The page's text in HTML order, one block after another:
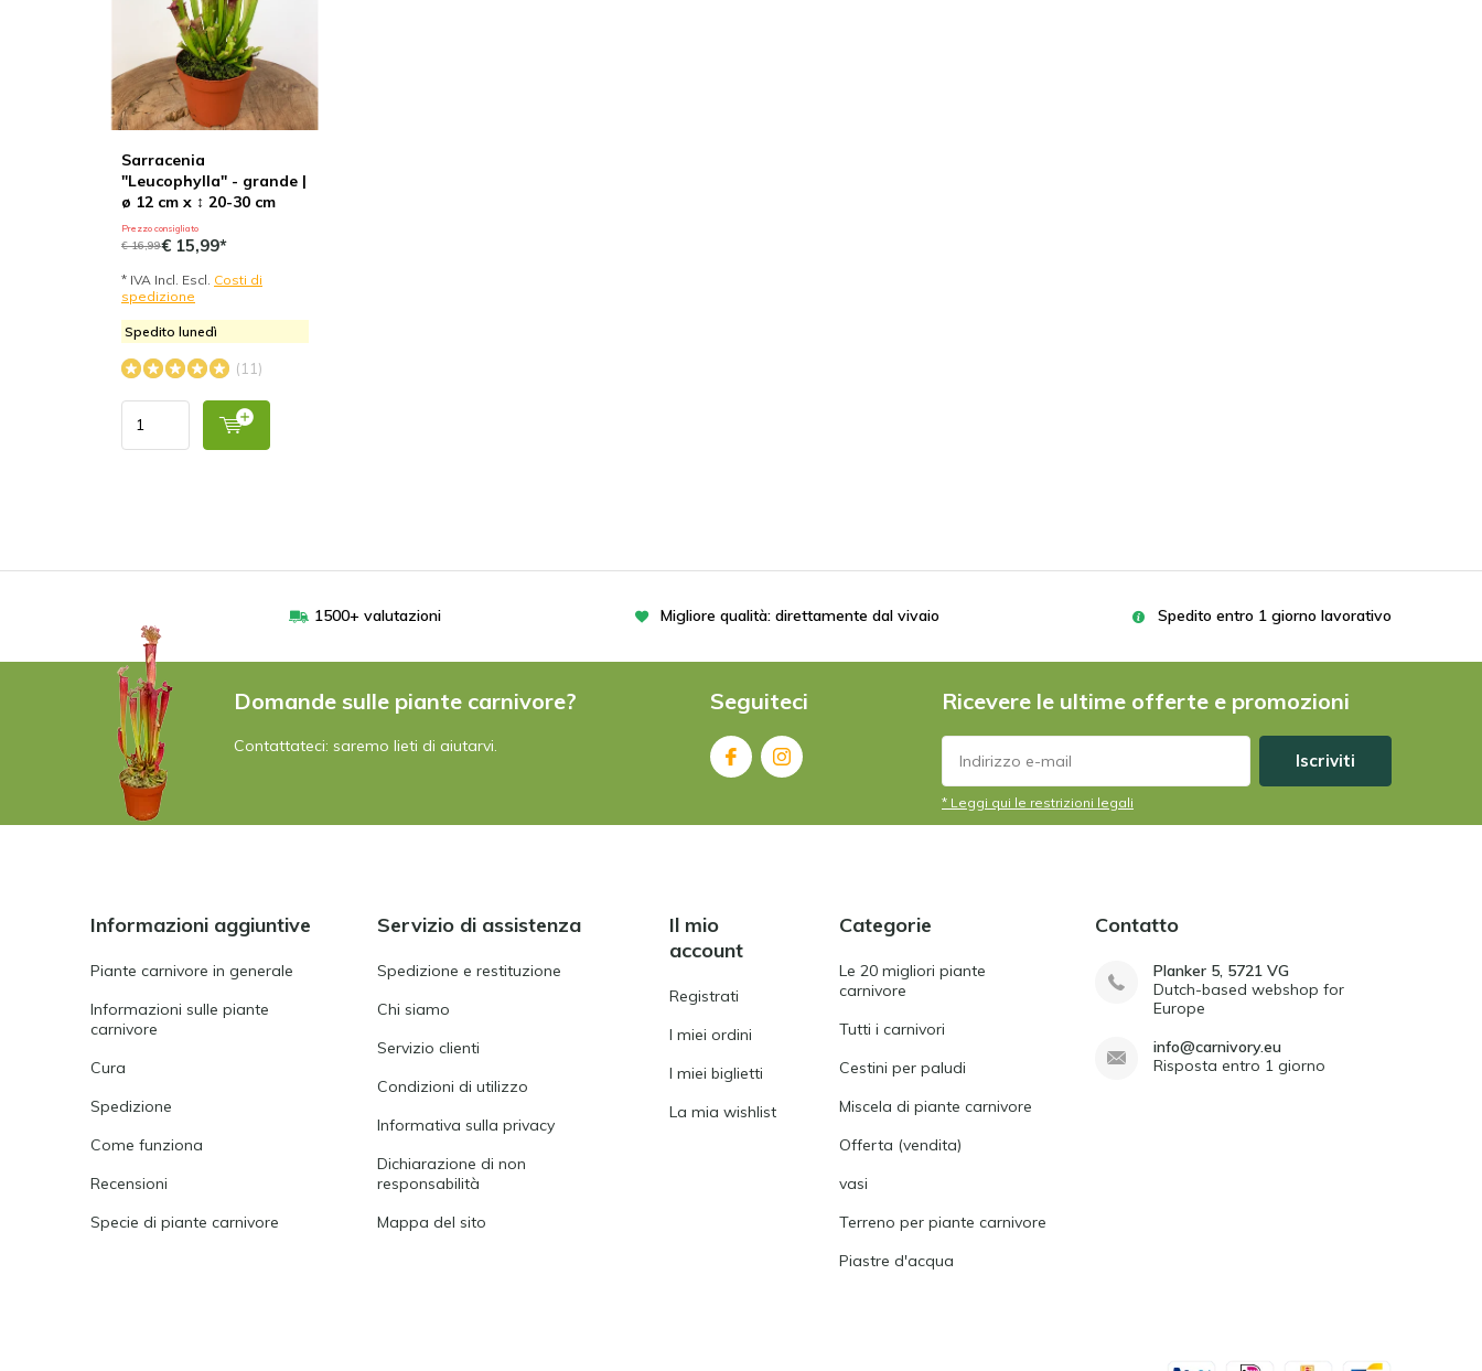
Sarracenia
"Leucophylla" - grande |
ø 12 cm x ↕ 20-30 cm
Prezzo consigliato
€ 16,99€ 15,99*
* IVA Incl. Escl. Costi di
spedizione
Spedito lunedì
(11)
1500+ valutazioni Migliore qualità: direttamente dal vivaio Spedito entro 1 giorno lavorativo
Domande sulle piante carnivore?
Contattateci: saremo lieti di aiutarvi.
Seguiteci Ricevere le ultime offerte e promozioni
Iscriviti
* Leggi qui le restrizioni legali
Informazioni aggiuntive
Piante carnivore in generale
Informazioni sulle piante
carnivore
Cura
Spedizione
Come funziona
Recensioni
Specie di piante carnivore
Servizio di assistenza
Spedizione e restituzione
Chi siamo
Servizio clienti
Condizioni di utilizzo
Informativa sulla privacy
Dichiarazione di non
responsabilità
Mappa del sito
Il mio
account
Registrati
I miei ordini
I miei biglietti
La mia wishlist
Categorie
Le 20 migliori piante
carnivore
Tutti i carnivori
Cestini per paludi
Miscela di piante carnivore
Offerta (vendita)
vasi
Terreno per piante carnivore
Piastre d'acqua
Contatto
Planker 5, 5721 VG
Dutch-based webshop for
Europe
info@carnivory.eu
Risposta entro 1 giorno